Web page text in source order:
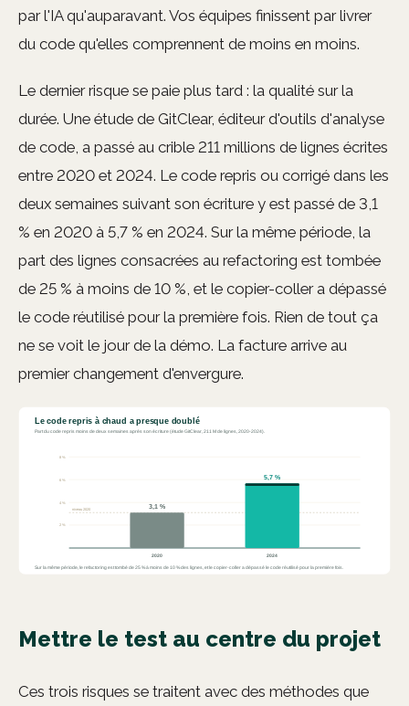
par l'IA qu'auparavant. Vos équipes finissent par livrer
du code qu'elles comprennent de moins en moins.
Le dernier risque se paie plus tard : la qualité sur la
durée. Une étude de GitClear, éditeur d'outils d'analyse
de code, a passé au crible 211 millions de lignes écrites
entre 2020 et 2024. Le code repris ou corrigé dans les
deux semaines suivant son écriture y est passé de 3,1
% en 2020 à 5,7 % en 2024. Sur la même période, la
part des lignes consacrées au refactoring est tombée
de 25 % à moins de 10 %, et le copier-coller a dépassé
le code réutilisé pour la première fois. Rien de tout ça
ne se voit le jour de la démo. La facture arrive au
premier changement d'envergure.
Mettre le test au centre du projet
Ces trois risques se traitent avec des méthodes que